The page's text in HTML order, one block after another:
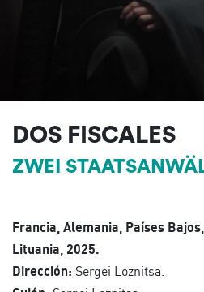
DOS FISCALES
ZWEI
Francia, Alemania, Países
Lituania, 2025.
Dirección: Sergei Loznitsa.